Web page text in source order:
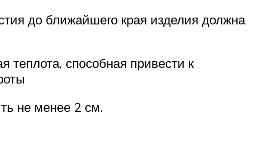
до ближайшего края изделия должна
теплота, способная привести к
не менее 2 см.